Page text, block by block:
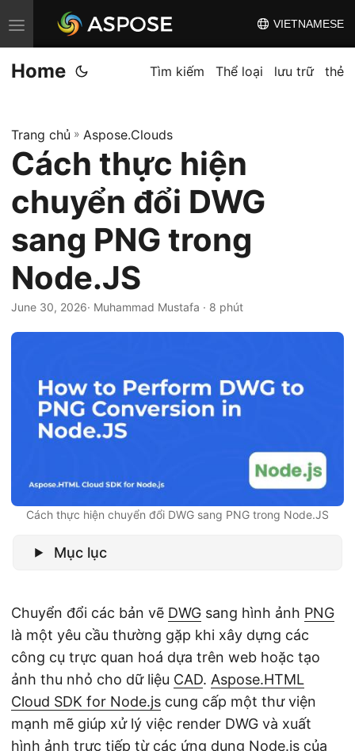
C
h
u
n
đ
i
i
ề
u
h
ư
VIETNAMESE
Home Tìm kiếm Thể loại lưu trữ thẻ
Trang chủ » Aspose.Clouds
Cách thực hiện
chuyển đổi DWG
sang PNG trong
Node.JS
June 30, 2026· Muhammad Mustafa · 8 phút
Cách thực hiện chuyển đổi DWG sang PNG trong Node.JS
Mục lục
Chuyển đổi các bản vẽ DWG sang hình ảnh PNG
là một yêu cầu thường gặp khi xây dựng các
công cụ trực quan hoá dựa trên web hoặc tạo
ảnh thu nhỏ cho dữ liệu CAD. Aspose.HTML
Cloud SDK for Node.js cung cấp một thư viện
mạnh mẽ giúp xử lý việc render DWG và xuất
hình ảnh trực tiếp từ các ứng dụng Node.js của